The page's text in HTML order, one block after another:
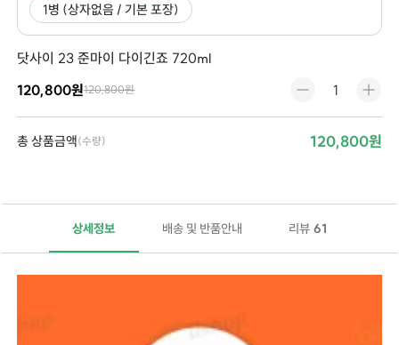
1병 (상자없음 / 기본 포장)
닷사이 23 준마이 다이긴죠 720ml
120,800원120,800원
총 상품금액(수량) 120,800원
상세정보 배송 및 반품안내 리뷰 61